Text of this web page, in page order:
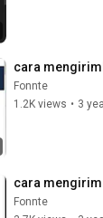
cara
Fonnte
1.2K views • 3
cara mengirim
Fonnte